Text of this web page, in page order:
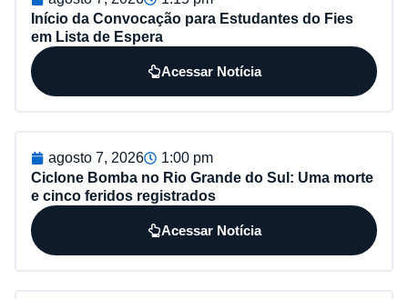
Início da Convocação para Estudantes do Fies
em Lista de Espera
Acessar Notícia
agosto 7, 2026
1:00 pm
Ciclone Bomba no Rio Grande do Sul: Uma morte
e cinco feridos registrados
Acessar Notícia